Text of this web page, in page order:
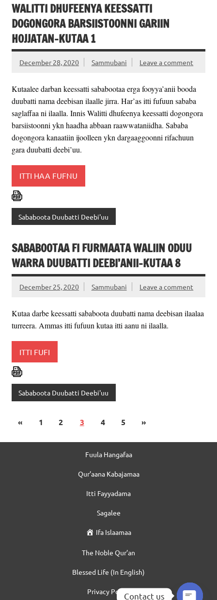
WALITTI DHUFEENYA KEESSATTI
DOGONGORA BARSIISTOONNI GARIIN
HOJJATAN-KUTAA 1
December 28, 2020 Sammubani Leave a comment
Kutaalee darban keessatti sababootaa erga fooyya’anii booda
duubatti nama deebisan ilaalle jirra. Har’as itti fufuun sababa
saglaffaa ni ilaalla. Innis Walitti dhufeenya keessatti dogongora
barsiistoonni ykn haadha abbaan raawwataniidha. Sababa
dogongora kanaatiin ijoolleen ykn dargaaggoonni rifachuun
gara duubatti deebi’uu.
ITTI HAA FUFNU
Sababoota Duubatti Deebi'uu
SABABOOTAA FI FURMAATA WALIIN ODUU
WARRA DUUBATTI DEEBI’ANII-KUTAA 8
December 25, 2020 Sammubani Leave a comment
Kutaa darbe keessatti sababoota duubatti nama deebisan ilaalaa
turreera. Ammas itti fufuun kutaa itti aanu ni ilaalla.
ITTI FUFI
Sababoota Duubatti Deebi'uu
« 1 2 3 4 5 »
Fuula Hangafaa
Qur’aana Kabajamaa
Itti Fayyadama
Sagalee
Ifa Islaamaa
The Noble Qur’an
Blessed Life (In English)
Privacy PolicyContact us